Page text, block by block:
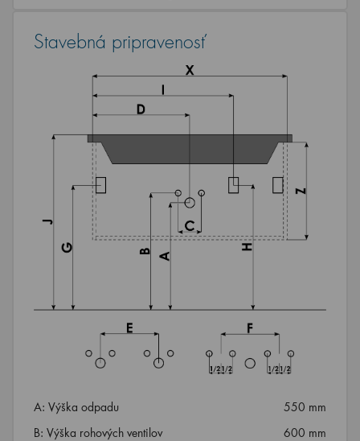
Stavebná pripravenosť
A: Výška odpadu
550 mm
B: Výška rohových ventilov
600 mm